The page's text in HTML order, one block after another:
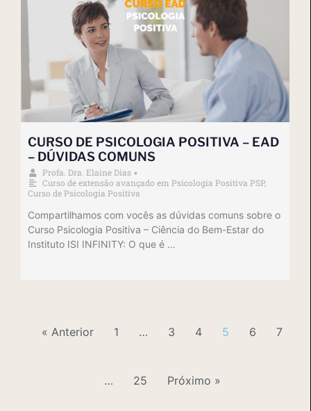
CURSO DE PSICOLOGIA POSITIVA – EAD
– DÚVIDAS COMUNS
Profa. Dra. Elaine Dias •
Curso de extensão avançado em Psicologia Positiva PSP,
Curso de Psicologia Positiva
Compartilhamos com vocês as dúvidas comuns sobre o
Curso Psicologia Positiva – Ciência do Bem-Estar do
Instituto ISI INFINITY: O que é …
« Anterior 1 … 3 4 5 6 7
… 25 Próximo »